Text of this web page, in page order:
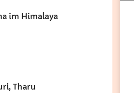
im Himalaya
Tharu